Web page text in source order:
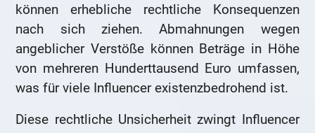
können erhebliche rechtliche Konsequenzen
nach sich ziehen. Abmahnungen wegen
angeblicher Verstöße können Beträge in Höhe
von mehreren Hunderttausend Euro umfassen,
was für viele Influencer existenzbedrohend ist.
Diese rechtliche Unsicherheit zwingt Influencer